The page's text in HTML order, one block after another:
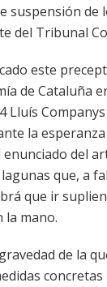
suspensión de
del Tribunal
este
de Cataluña
Lluís
la
del
que, a
que ir
la mano.
de la